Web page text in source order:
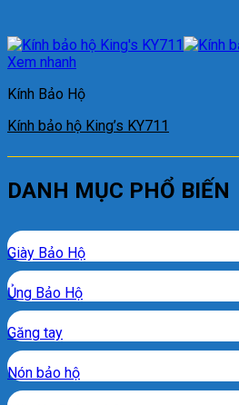
Xem nhanh
Kính Bảo Hộ
Kính bảo hộ King’s KY711
DANH MỤC PHỔ BIẾN
Giày Bảo Hộ
Ủng Bảo Hộ
Găng tay
Nón bảo hộ